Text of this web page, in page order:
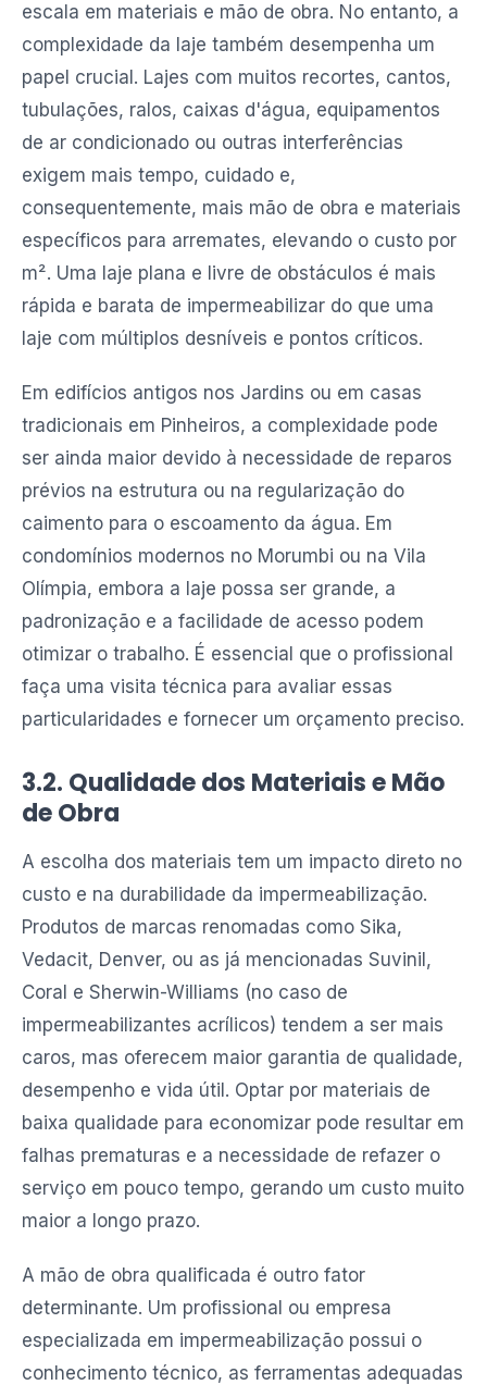
escala em materiais e mão de obra. No entanto, a
complexidade da laje também desempenha um
papel crucial. Lajes com muitos recortes, cantos,
tubulações, ralos, caixas d'água, equipamentos
de ar condicionado ou outras interferências
exigem mais tempo, cuidado e,
consequentemente, mais mão de obra e materiais
específicos para arremates, elevando o custo por
m². Uma laje plana e livre de obstáculos é mais
rápida e barata de impermeabilizar do que uma
laje com múltiplos desníveis e pontos críticos.
Em edifícios antigos nos Jardins ou em casas
tradicionais em Pinheiros, a complexidade pode
ser ainda maior devido à necessidade de reparos
prévios na estrutura ou na regularização do
caimento para o escoamento da água. Em
condomínios modernos no Morumbi ou na Vila
Olímpia, embora a laje possa ser grande, a
padronização e a facilidade de acesso podem
otimizar o trabalho. É essencial que o profissional
faça uma visita técnica para avaliar essas
particularidades e fornecer um orçamento preciso.
3.2. Qualidade dos Materiais e Mão
de Obra
A escolha dos materiais tem um impacto direto no
custo e na durabilidade da impermeabilização.
Produtos de marcas renomadas como Sika,
Vedacit, Denver, ou as já mencionadas Suvinil,
Coral e Sherwin-Williams (no caso de
impermeabilizantes acrílicos) tendem a ser mais
caros, mas oferecem maior garantia de qualidade,
desempenho e vida útil. Optar por materiais de
baixa qualidade para economizar pode resultar em
falhas prematuras e a necessidade de refazer o
serviço em pouco tempo, gerando um custo muito
maior a longo prazo.
A mão de obra qualificada é outro fator
determinante. Um profissional ou empresa
especializada em impermeabilização possui o
conhecimento técnico, as ferramentas adequadas